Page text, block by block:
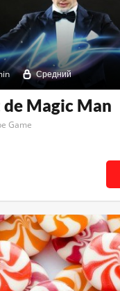
Средний
de Magic Man
Game